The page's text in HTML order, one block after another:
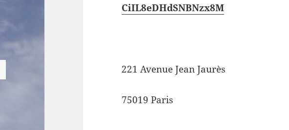
CiIL8eDHdSNBNzx8M
221 Avenue Jean Jaurès
75019 Paris